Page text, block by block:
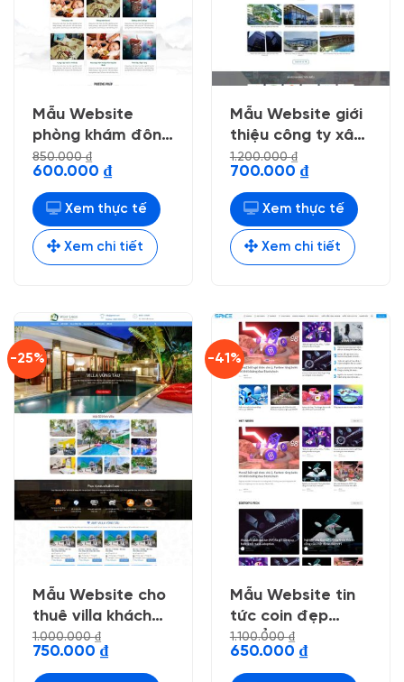
Mẫu Website
phòng khám đông
y
850.000₫
Giá
gốc
là:
850.000 ₫.
600.000 ₫Giá
hiện
tại
là:
600.000 ₫.
Xem thực tế
Xem chi tiết
Mẫu Website giới
thiệu công ty xây
dựng 4
1.200.000₫
Giá
gốc
là:
1.200.000 ₫.
700.000 ₫Giá
hiện
tại
là:
700.000 ₫.
Xem thực tế
Xem chi tiết
-25%
Mẫu Website cho
thuê villa khách
sạn
1.000.000₫
Giá
là:
750.000 ₫Giá
hiện
tại
-41%
Mẫu Website tin
tức coin đẹp
chuẩn seo
1.100.000₫
Giá
là:
650.000 ₫Giá
hiện
tại